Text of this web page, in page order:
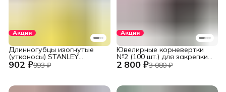
Акция
902 ₽993 ₽
Длинногубцы изогнутые
(утконосы) STANLEY
DYNAGRIP STHT84071-8-23
Акция
2 800 ₽3 080 ₽
Ювелирные корневертки
№2 (100 шт.) для закрепки
вставок